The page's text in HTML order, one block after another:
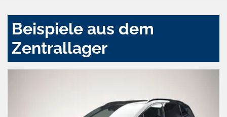
Beispiele aus dem
Zentrallager